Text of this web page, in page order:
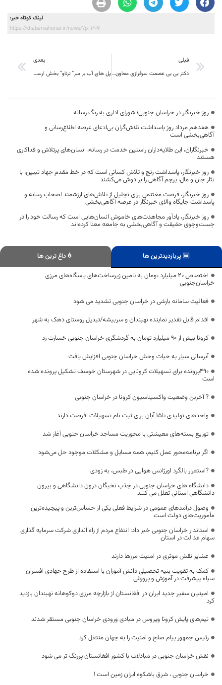
لینک کوتاه خبر:
https://khabarvahonar.ir/news/?p=12091
قبلی
دکتر بی بی عصمت سرفرازی معاون استاندار : مبنای ارزیابی دستگاه ها در حوزه اقتصاد مقاومتي کاهش تصدي گري دولتي است
بعدی
پل های آب بر سر” ترناو” بخش ارسک شهرستان بشرویه مرمت و بازسازی می شود
روز خبرنگار در خراسان جنوبی؛ شورای اداری به رنگ رسانه
هفدهم مرداد روز پاسداشت تلاش‌گران بی‌ادعای عرصه اطلاع‌رسانی و
آگاهی‌بخشی است
خبرنگاران، این طلایه‌داران راستین خدمت در رسانه، انسان‌های پرتلاش و فداکاری
هستند
روز خبرنگار، پاسداشت رنج و تلاش کسانی است که در خط مقدم جهاد تبیین، با
نثار جان و مال، پرچم آگاهی را بر دوش می‌کشند
روز خبرنگار، فرصت مغتنمی برای تجلیل از تلاش‌های ارزشمند اصحاب رسانه و
پاسداشت جایگاه والای خبرنگار در عرصه آگاهی‌بخشی
روز خبرنگار، یادآور مجاهدت‌های خاموش انسان‌هایی است که رسالت خود را در
جست‌وجوی حقیقت و آگاهی‌بخشی به جامعه معنا کرده‌اند
پربازدیدترین ها
داغ ترین ها
اختصاص ۲۰ میلیارد تومان به تامین زیرساخت‌های پاسگاه‌های مرزی
خراسان‌جنوبی
فعالیت سامانه بارشی در خراسان جنوبی تشدید می شود
اقدام قابل تقدیر نماینده نهبندان و سربیشه/تبدیل روستای دهک به شهر
کرونا بیش از ۹۰ میلیارد تومان به گردشگری خراسان جنوبی خسارت زد
آبرسانی سیار به حیات وحش خراسان جنوبی افزایش یافت
490پرونده برای تسهیلات کرونایی در شهرستان خوسف تشکیل پرونده شده
است
? آخرین وضعیت واکسیناسیون کرونا در خراسان جنوبی
واحدهای تولیدی تا15 آبان برای ثبت نام تسهیلات فرصت دارند
توزیع بسته‌های معیشتی با محوریت مساجد خراسان جنوبی آغاز شد
اگر برنامه‌محور عمل کنیم، همه مسایل و مشکلات موجود حل می‌شود
?استقرار بالگرد اورژانس هوایی در طبس، به زودی
دانشگاه های خراسان جنوبی در جذب نخبگان درون دانشگاهی و بیرون
دانشگاهی استانی تعلل می کنند
وصول درآمدهای عمومی در شرایط فعلی یکی از حساس‌ترین و پیچیده‌ترین
مأموریت‌های دولت است
استاندار خراسان جنوبی خبر داد: انتفاع مردم از راه اندازی شرکت سرمایه گذاری
سهام عدالت در استان
عشایر نقش موثری در امنیت مرزها دارند
کمک به تقویت بنیه تحصیلی دانش آموزان با استفاده از طرح جهادی افسران
سپاه پیشرفت در آموزش و پرورش
امینیان سفیر جدید ایران در افغانستان از بازارچه مرزی دوکوهانه نهبندان بازدید
کرد
تیم‌های پایش کرونا ویروس در مبادی ورودی خراسان جنوبی مستقر شدند
رئیس جمهور پیام صلح و امنیت را به جهان منتقل کرد
نقش خراسان جنوبی در مبادلات با کشور افغانستان پررنگ تر می شود
خراسان جنوبی ، شرق باشکوه ایران زمین است !